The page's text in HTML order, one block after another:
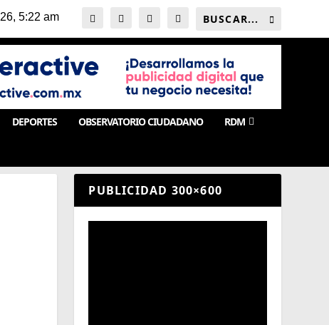
DEPORTES OBSERVATORIO CIUDADANO RDM
PUBLICIDAD 300×600